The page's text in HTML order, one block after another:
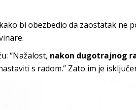
bi obezbedio da zaostatak ne
“Nažalost, nakon dugotrajnog
s radom.” Zato im je